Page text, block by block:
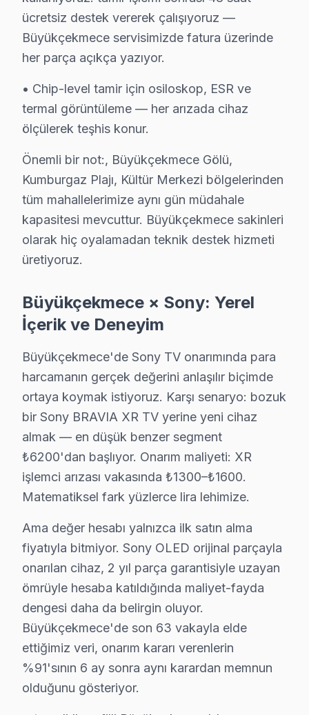
5.Yazılım Sorunları
Fiziksel Belirtisi: Uygulamaların çalışmaması veya
Neden: Yazılım güncellemeleri sırasında internet
2025 Türkiye Fiyatı: Yazılım onarımı için ortalama
En Çok Etkilenen Modeller: XH80, A9G serileri.
Bu teknik sorunlar, Sony televizyonların bazı
Büyükçekmece Mahallelerinde Sony Servis
19 Mayıs'ta Sony TV Servisi
19 Mayıs Mahallesi'nde, genelde Sony
Ahmediye'de Sony TV Servisi
Alkent 2000'de Sony TV Servisi
Atatürk'te Sony TV Servisi
Atatürk Mahallesi'nde, Sony ekran kullanıcıları,
Bahçelievler'de Sony TV Servisi
Bahçelievler Mahallesi'nde yaşayan Sony panel
Batıköy'de Sony TV Servisi
Celaliye'de Sony TV Servisi
Celaliye Mahallesi sakinleri, çoğu zaman Sony
Cumhuriyet'te Sony TV Servisi
Cumhuriyet Mahallesi, genelde eski binaların yer
Çakmaklı'da Sony TV Servisi
Çakmaklı Mahallesi, hem eski hem de yeni
Dizdariye'de Sony TV Servisi
ücretsiz destek vererek çalışıyoruz —
Büyükçekmece servisimizde fatura üzerinde
her parça açıkça yazıyor.
• Chip-level tamir için osiloskop, ESR ve
termal görüntüleme — her arızada cihaz
ölçülerek teşhis konur.
Önemli bir not:, Büyükçekmece Gölü,
Kumburgaz Plajı, Kültür Merkezi bölgelerinden
tüm mahallelerimize aynı gün müdahale
kapasitesi mevcuttur. Büyükçekmece sakinleri
olarak hiç oyalamadan teknik destek hizmeti
üretiyoruz.
Büyükçekmece × Sony: Yerel
İçerik ve Deneyim
Büyükçekmece'de Sony TV onarımında para
harcamanın gerçek değerini anlaşılır biçimde
ortaya koymak istiyoruz. Karşı senaryo: bozuk
bir Sony BRAVIA XR TV yerine yeni cihaz
almak — en düşük benzer segment
₺6200'dan başlıyor. Onarım maliyeti: XR
işlemci arızası vakasında ₺1300–₺1600.
Matematiksel fark yüzlerce lira lehimize.
Ama değer hesabı yalnızca ilk satın alma
fiyatıyla bitmiyor. Sony OLED orijinal parçayla
onarılan cihaz, 2 yıl parça garantisiyle uzayan
ömrüyle hesaba katıldığında maliyet-fayda
dengesi daha da belirgin oluyor.
Büyükçekmece'de son 63 vakayla elde
ettiğimiz veri, onarım kararı verenlerin
%91'sının 6 ay sonra aynı karardan memnun
olduğunu gösteriyor.